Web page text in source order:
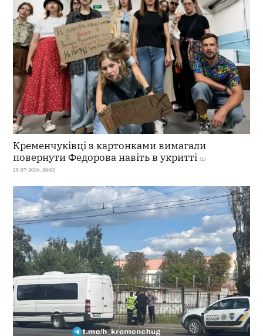
Кременчуківці з картонками вимагали
повернути Федорова навіть в укритті (1)
25-07-2026, 20:02